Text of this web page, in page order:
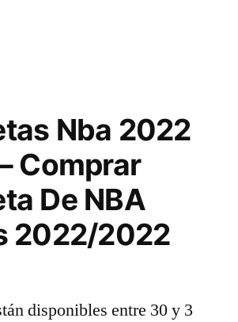
Nba 2022
Comprar
De NBA
2022/2022
disponibles entre 30 y 3